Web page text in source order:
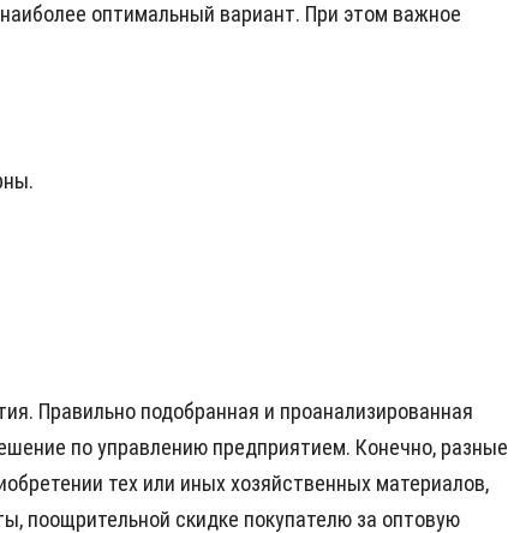
оптимальный вариант. При этом важное
Правильно подобранная и проанализированная
по управлению предприятием. Конечно, разные
тех или иных хозяйственных материалов,
поощрительной скидке покупателю за оптовую